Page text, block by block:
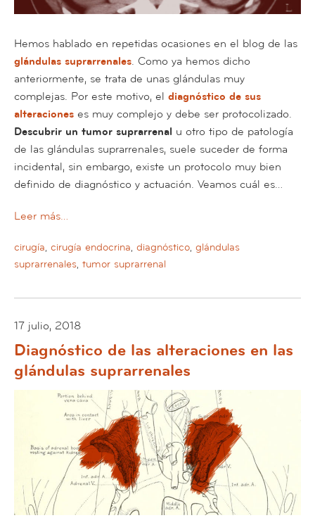
Hemos hablado en repetidas ocasiones en el blog de las
glándulas suprarrenales. Como ya hemos dicho
anteriormente, se trata de unas glándulas muy
complejas. Por este motivo, el diagnóstico de sus
alteraciones es muy complejo y debe ser protocolizado.
Descubrir un tumor suprarrenal u otro tipo de patología
de las glándulas suprarrenales, suele suceder de forma
incidental, sin embargo, existe un protocolo muy bien
definido de diagnóstico y actuación. Veamos cuál es…
Leer más…
cirugía, cirugía endocrina, diagnóstico, glándulas
suprarrenales, tumor suprarrenal
17 julio, 2018
Diagnóstico de las alteraciones en las
glándulas suprarrenales